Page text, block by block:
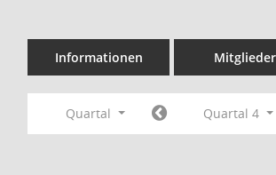
Informationen Mitglieder
Quartal Quartal 4